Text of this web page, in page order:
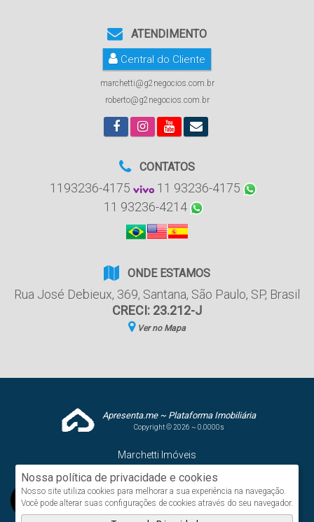
Nossa política de privacidade e cookies
Nosso site utiliza cookies para melhorar a sua experiência na navegação.
Você pode alterar suas configurações de cookies através do seu navegador.
ATENDIMENTO
Central do Cliente
marchetti@g2negocios.com.br
roberto@g2negocios.com.br
CONTATOS
1193236-4175
11 93236-4175
11 93236-4214
ONDE ESTAMOS
Rua José Debieux, 369, Santana, São Paulo, SP, Brasil
CRECI: 23.212-J
Ver no Mapa
Apresenta.me ~ Plataforma Imobiliária
Copyright © 2026 ~ 0.0000s
Marchetti Imóveis